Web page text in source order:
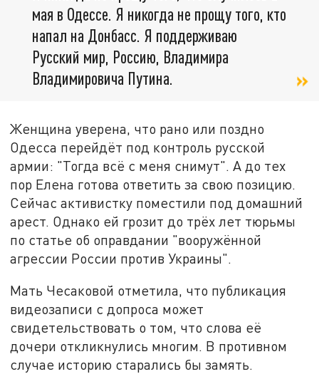
мая в Одессе. Я никогда не прощу того, кто
напал на Донбасс. Я поддерживаю
Русский мир, Россию, Владимира
Владимировича Путина.
Женщина уверена, что рано или поздно
Одесса перейдёт под контроль русской
армии: "Тогда всё с меня снимут". А до тех
пор Елена готова ответить за свою позицию.
Сейчас активистку поместили под домашний
арест. Однако ей грозит до трёх лет тюрьмы
по статье об оправдании "вооружённой
агрессии России против Украины".
Мать Чесаковой отметила, что публикация
видеозаписи с допроса может
свидетельствовать о том, что слова её
дочери откликнулись многим. В противном
случае историю старались бы замять.